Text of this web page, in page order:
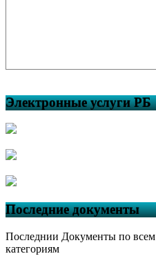
Электронные услуги РБ
Последние документы
Последнии Документы по всем
категориям